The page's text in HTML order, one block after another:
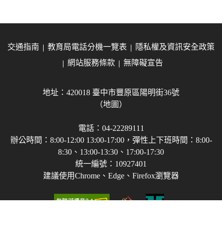
交通指南 教育局電話分機一覽表
隱私權及資訊安全政策
網站服務條款
無障礙宣告
地址：420018 臺中市豐原區陽明街36號
（地圖）
電話：04-22289111
辦公時間：8:00-12:00 13:00-17:00，彈性上下班時間：8:00-
8:30、13:00-13:30、17:00-17:30
統一編號：10927401
建議使用Chrome、Edge、Firefox瀏覽器